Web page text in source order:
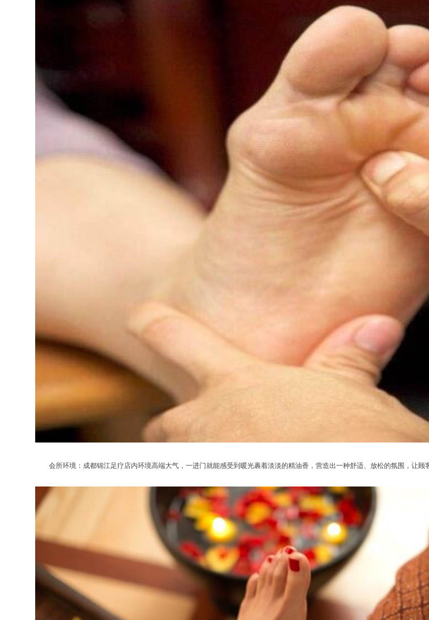
会所环境：成都锦江足疗店内环境高端大气，一进门就能感受到暖光裹着淡淡的精油香，营造出一种舒适、放松的氛围，让顾